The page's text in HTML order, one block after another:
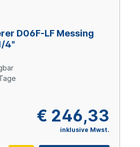
D06F-LF Messing
4"
€ 246,33
inklusive Mwst.